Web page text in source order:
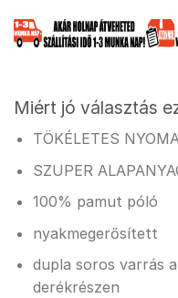
Miért jó választás
TÖKÉLETES
SZUPER
100% pamut póló
nyakmegerősített
dupla soros varrás
derékrészen